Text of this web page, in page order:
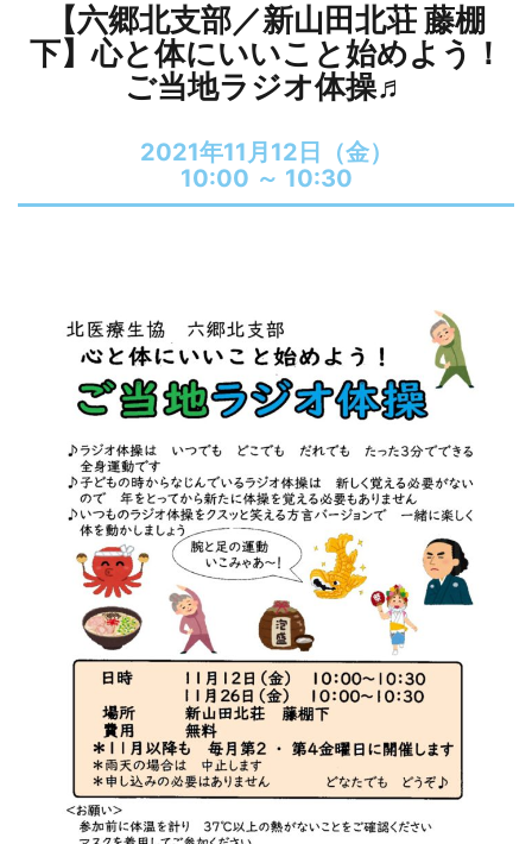
【六郷北支部／新山田北荘 藤棚
下】心と体にいいこと始めよう！
ご当地ラジオ体操♬
2021年11月12日（金）
10:00 ～ 10:30